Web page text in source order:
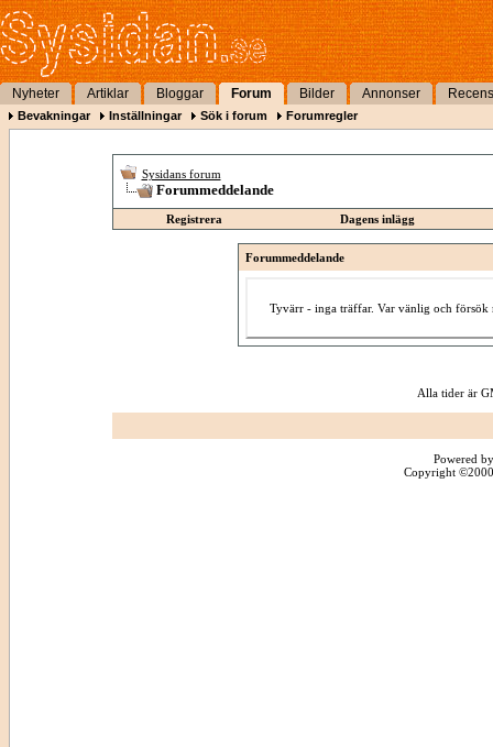
Nyheter Artiklar Bloggar Forum Bilder Annonser
Bevakningar Inställningar Sök i forum Forumregler
Sysidans forum
Forummeddelande
Registrera Dagens inlägg
Forummeddelande
Tyvärr - inga träffar. Var vänlig och försök
Alla tider är
Powered
Copyright